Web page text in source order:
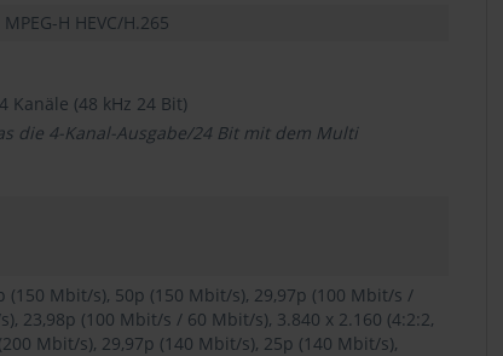
H HEVC/H.265
Kanäle (48 kHz 24 Bit)
die 4-Kanal-Ausgabe/24 Bit mit dem Multi
(150 Mbit/s), 50p (150 Mbit/s), 29,97p (100 Mbit/s /
23,98p (100 Mbit/s / 60 Mbit/s), 3.840 x 2.160 (4:2:2,
Mbit/s), 29,97p (140 Mbit/s), 25p (140 Mbit/s),